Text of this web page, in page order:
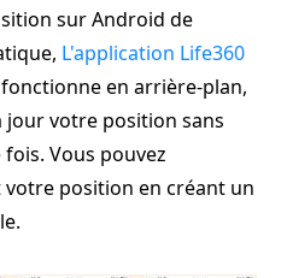
sur Android de
L'application Life360
en arrière-plan,
votre position sans
Vous pouvez
position en créant un